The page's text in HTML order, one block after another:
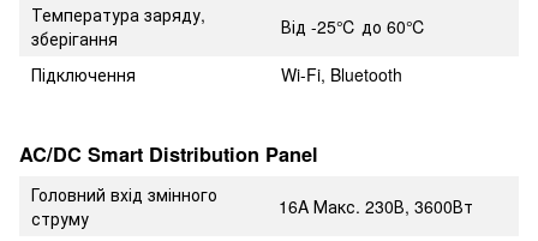
Температура заряду,
зберігання
Від -25℃ до 60℃
Підключення
Wi-Fi, Bluetooth
AC/DC Smart Distribution Panel
Головний вхід змінного
струму
16A Макс. 230В, 3600Вт